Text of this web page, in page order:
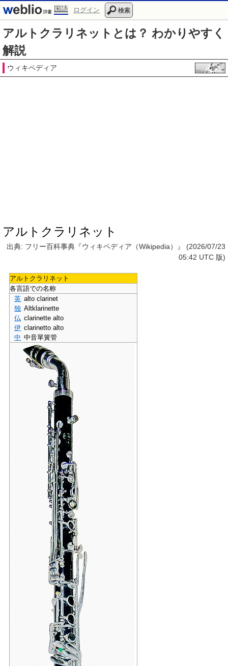
国語 ログイン 検索
アルトクラリネットとは？ わかりやすく
解説
ウィキペディア
アルトクラリネット
出典: フリー百科事典『ウィキペディア（Wikipedia）』 (2026/07/23
05:42 UTC 版)
アルトクラリネット
各言語での名称
英 alto clarinet
独 Altklarinette
仏 clarinette alto
伊 clarinetto alto
中 中音單簧管